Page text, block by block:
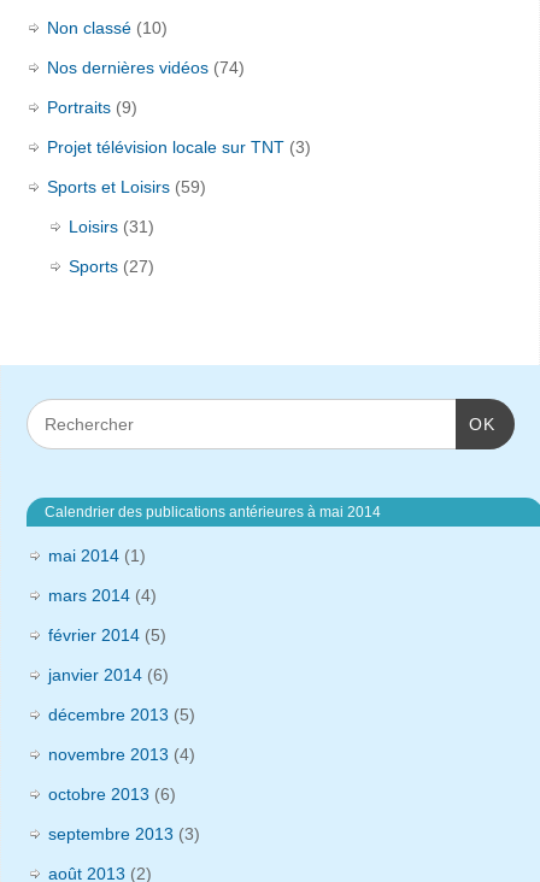
Non classé (10)
Nos dernières vidéos (74)
Portraits (9)
Projet télévision locale sur TNT (3)
Sports et Loisirs (59)
Loisirs (31)
Sports (27)
OK
Calendrier des publications antérieures à mai 2014
mai 2014 (1)
mars 2014 (4)
février 2014 (5)
janvier 2014 (6)
décembre 2013 (5)
novembre 2013 (4)
octobre 2013 (6)
septembre 2013 (3)
août 2013 (2)